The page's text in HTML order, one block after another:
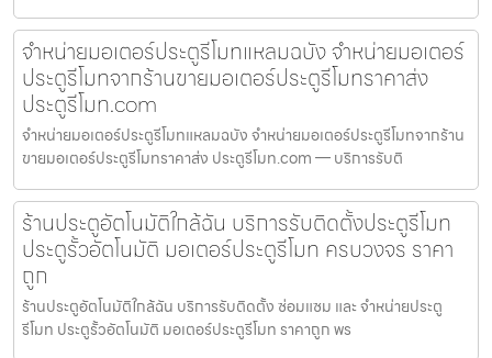
จำหน่ายมอเตอร์ประตูรีโมทแหลมฉบัง จำหน่ายมอเตอร์
ประตูรีโมทจากร้านขายมอเตอร์ประตูรีโมทราคาส่ง
ประตูรีโมท.com
จำหน่ายมอเตอร์ประตูรีโมทแหลมฉบัง จำหน่ายมอเตอร์ประตูรีโมทจากร้าน
ขายมอเตอร์ประตูรีโมทราคาส่ง ประตูรีโมท.com — บริการรับติ
ร้านประตูอัตโนมัติใกล้ฉัน บริการรับติดตั้งประตูรีโมท
ประตูรั้วอัตโนมัติ มอเตอร์ประตูรีโมท ครบวงจร ราคา
ถูก
ร้านประตูอัตโนมัติใกล้ฉัน บริการรับติดตั้ง ซ่อมแซม และ จำหน่ายประตู
รีโมท ประตูรั้วอัตโนมัติ มอเตอร์ประตูรีโมท ราคาถูก พร